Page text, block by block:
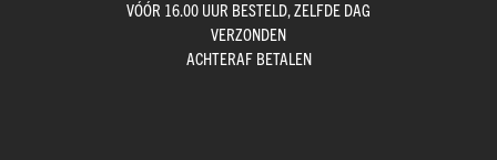
VÓÓR 16.00 UUR BESTELD, ZELFDE DAG
VERZONDEN
ACHTERAF BETALEN